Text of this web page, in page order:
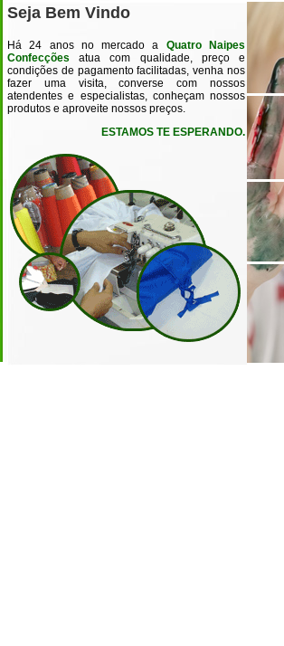
Seja Bem Vindo
Há 24 anos no mercado a Quatro Naipes
Confecções atua com qualidade, preço e
condições de pagamento facilitadas, venha nos
fazer uma visita, converse com nossos
atendentes e especialistas, conheçam nossos
produtos e aproveite nossos preços.
ESTAMOS TE ESPERANDO.